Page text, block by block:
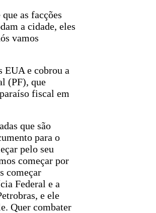
as facções
a cidade, eles
vamos
EUA e cobrou a
(PF), que
fiscal em
que são
para o
pelo seu
começar por
começar
Federal e a
e ele
Quer combater